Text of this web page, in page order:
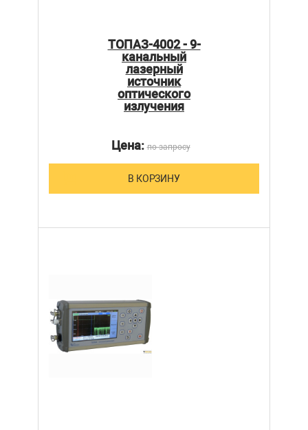
ТОПАЗ-4002 - 9-
канальный
лазерный
источник
оптического
излучения
Цена:по запросу
В КОРЗИНУ